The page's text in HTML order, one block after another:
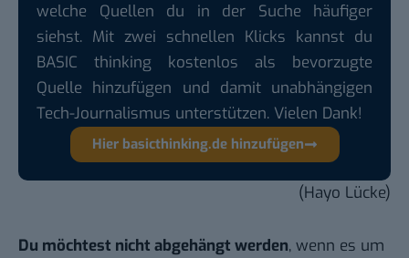
welche Quellen du in der Suche häufiger
siehst. Mit zwei schnellen Klicks kannst du
BASIC thinking kostenlos als bevorzugte
Quelle hinzufügen und damit unabhängigen
Tech-Journalismus unterstützen. Vielen Dank!
Hier basicthinking.de hinzufügen
(Hayo Lücke)
Du möchtest nicht abgehängt werden, wenn es um